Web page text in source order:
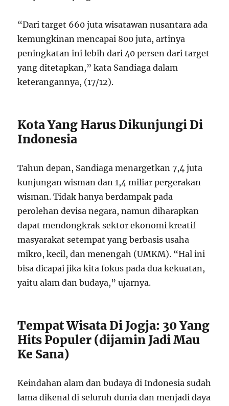
“Dari target 660 juta wisatawan nusantara ada
kemungkinan mencapai 800 juta, artinya
peningkatan ini lebih dari 40 persen dari target
yang ditetapkan,” kata Sandiaga dalam
keterangannya, (17/12).
Kota Yang Harus Dikunjungi Di
Indonesia
Tahun depan, Sandiaga menargetkan 7,4 juta
kunjungan wisman dan 1,4 miliar pergerakan
wisman. Tidak hanya berdampak pada
perolehan devisa negara, namun diharapkan
dapat mendongkrak sektor ekonomi kreatif
masyarakat setempat yang berbasis usaha
mikro, kecil, dan menengah (UMKM). “Hal ini
bisa dicapai jika kita fokus pada dua kekuatan,
yaitu alam dan budaya,” ujarnya.
Tempat Wisata Di Jogja: 30 Yang
Hits Populer (dijamin Jadi Mau
Ke Sana)
Keindahan alam dan budaya di Indonesia sudah
lama dikenal di seluruh dunia dan menjadi daya